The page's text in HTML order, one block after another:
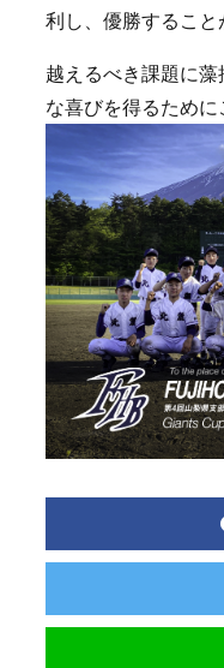
利し、優勝すること
越えるべき課題に
な喜びを得るために